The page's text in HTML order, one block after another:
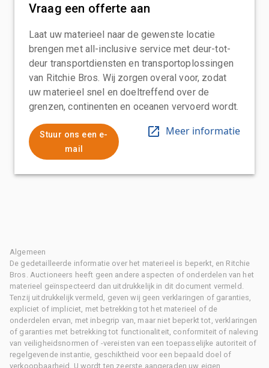
Vraag een offerte aan
Laat uw materieel naar de gewenste locatie
brengen met all-inclusive service met deur-tot-
deur transportdiensten en transportoplossingen
van Ritchie Bros. Wij zorgen overal voor, zodat
uw materieel snel en doeltreffend over de
grenzen, continenten en oceanen vervoerd wordt.
Stuur ons een e-
mail
Meer informatie
Algemeen
De gedetailleerde informatie over het materieel is beperkt, en Ritchie
Bros. Auctioneers heeft geen andere aspecten of onderdelen van het
materieel geïnspecteerd dan uitdrukkelijk in dit document vermeld.
Tenzij uitdrukkelijk vermeld, geven wij geen verklaringen of garanties,
expliciet of impliciet, met betrekking tot het materieel of de
onderdelen ervan, met inbegrip van, maar niet beperkt tot, verklaringen
of garanties met betrekking tot functionaliteit, conformiteit of naleving
van veiligheidsnormen of -vereisten van een toepasselijke autoriteit of
regelgevende instantie, geschiktheid voor een bepaald doel of
verkoopbaarheid. U wordt ten zeerste aangeraden uw eigen